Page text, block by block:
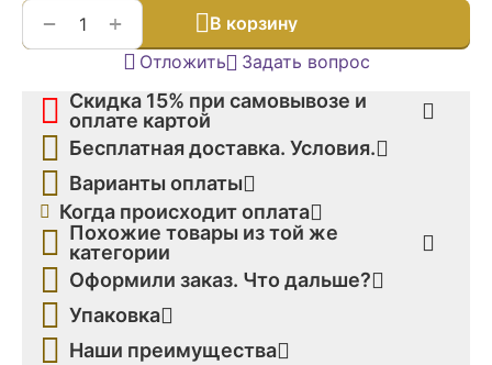
+
−
В корзину
Отложить
Задать вопрос
Скидка 15% при самовывозе и
оплате картой
Бесплатная доставка. Условия.
Варианты оплаты
Когда происходит оплата
Похожие товары из той же
категории
Оформили заказ. Что дальше?
Упаковка
Наши преимущества